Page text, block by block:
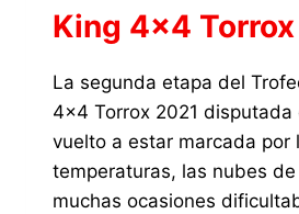
King 4×4
La segunda etapa del
4×4 Torrox 2021
vuelto a estar marcada por
temperaturas, las nubes
muchas ocasiones